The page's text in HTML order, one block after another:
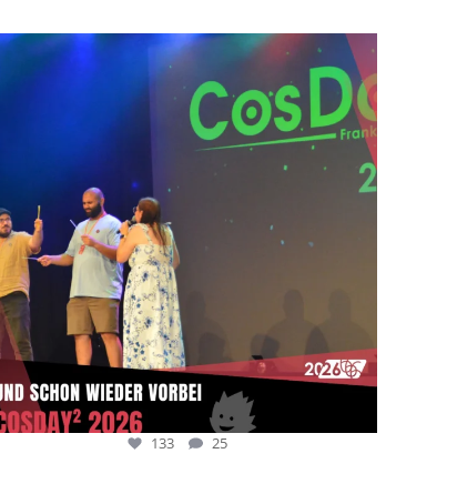
cosday
Juli 5
133 25
133 25